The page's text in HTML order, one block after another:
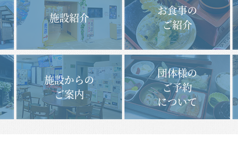
施設紹介
お食事の
ご紹介
施設からの
ご案内
団体様の
ご予約
について